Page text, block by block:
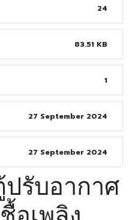
24
83.51 KB
1
27 September 2024
27 September 2024
ปรับอากาศ